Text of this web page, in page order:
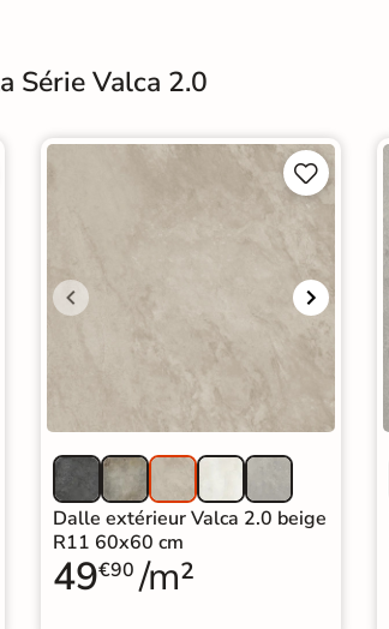
Série Valca 2.0


Dalle extérieur Valca 2.0 beige
R11 60x60 cm
49€90 /m²